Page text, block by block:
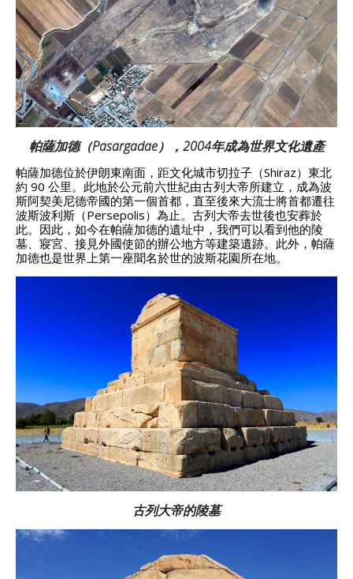
帕薩加德（Pasargadae），2004年成為世界文化遺產
帕薩加德位於伊朗東南面，距文化城市切拉子（Shiraz）東北
約 90 公里。此地於公元前六世紀由古列大帝所建立，成為波
斯阿契美尼德帝國的第一個首都，直至後來大流士將首都遷往
波斯波利斯（Persepolis）為止。古列大帝去世後也安葬於
此。因此，如今在帕薩加德的遺址中，我們可以看到他的陵
墓、寢宮、接見外國使節的辦公地方等建築遺跡。此外，帕薩
加德也是世界上第一座聞名於世的波斯花園所在地。
古列大帝的陵墓